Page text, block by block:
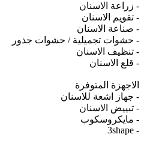
- زراعة الاسنان
- تقويم الاسنان
- صناعة الاسنان
- حشوات تجميلية / حشوات جذور
- تنظيف الاسنان
- قلع الاسنان
الاجهزة المتوفرة
- جهاز اشعة للاسنان
- تبييض الاسنان
- مايكروسكوب
- 3shape